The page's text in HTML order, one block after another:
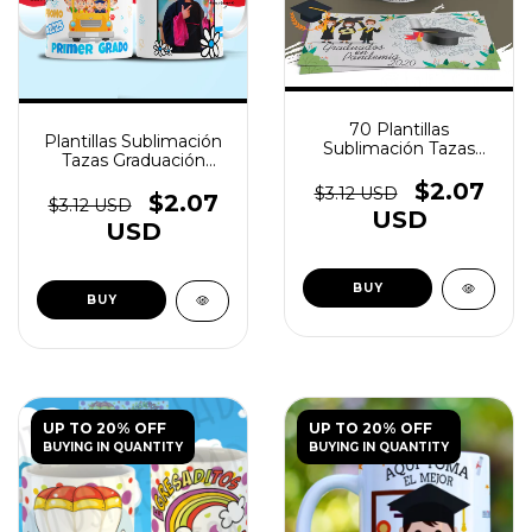
Plantillas Sublimación
Tazas Graduación
- (copia)
$3.12 USD
$2.07
USD
70 Plantillas
Sublimación Tazas
$3.12 USD
$2.07
USD
UP TO 20% OFF
BUYING IN QUANTITY
UP TO 20% OFF
BUYING IN QUANTITY